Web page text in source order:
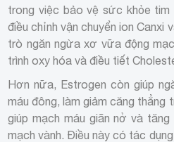
trong việc bảo vệ sức khỏe tim
điều chỉnh vận chuyển ion Canxi
trò ngăn ngừa xơ vữa động
trình oxy hóa và điều tiết
Hơn nữa, Estrogen còn giúp
máu đông, làm giảm căng thẳng
giúp mạch máu giãn nở và
mạch vành. Điều này có tác